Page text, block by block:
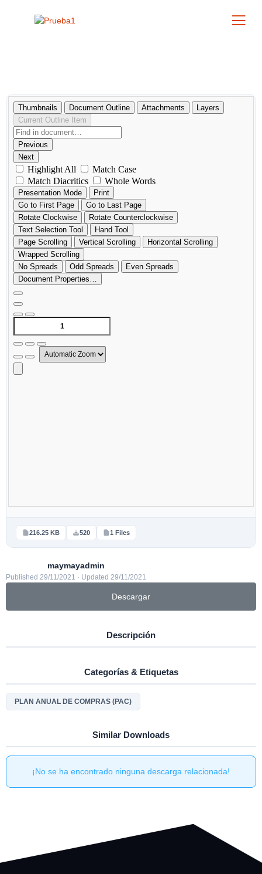
216.25 KB 520 1 Files
maymayadmin
Published 29/11/2021 · Updated 29/11/2021
Descargar
Descripción
Categorías & Etiquetas
PLAN ANUAL DE COMPRAS (PAC)
Similar Downloads
¡No se ha encontrado ninguna descarga relacionada!